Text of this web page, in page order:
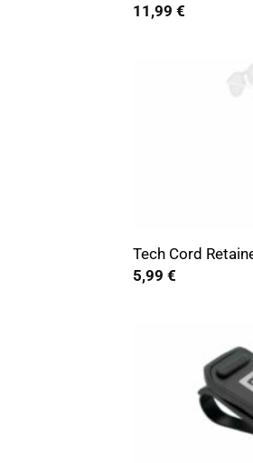
11,99 €
Tech Cord
5,99 €